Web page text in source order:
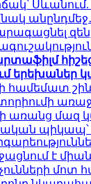
երեխաներ
համեմատ
առանց մազ
պիկապ՝
է
մոտ